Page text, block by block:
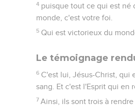
4 puisque tout ce qui est né
monde, c'est votre foi.
5 Qui est victorieux du
Le témoignage
6 C'est lui, Jésus-Christ, qui
sang. Et c'est l'Esprit qui en
7 Ainsi, ils sont trois à